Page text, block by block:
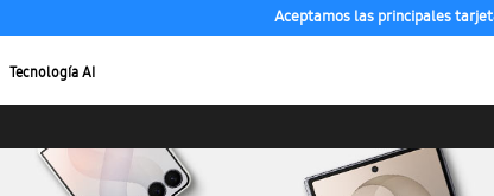
Aceptamos las principales
Tecnología AI